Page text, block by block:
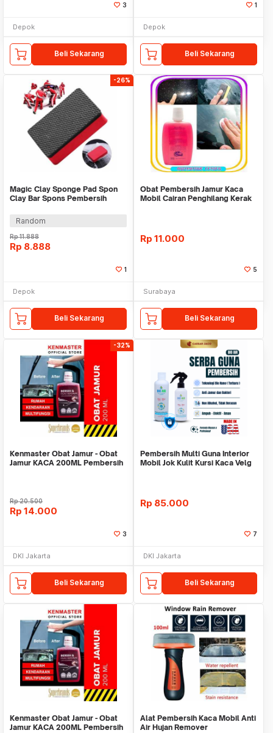
3
Depok
Beli Sekarang
1
Depok
Beli Sekarang
-26%
Magic Clay Sponge Pad Spon
Clay Bar Spons Pembersih
Random
Rp11.888
Rp 8.888
1
Depok
Beli Sekarang
Obat Pembersih Jamur Kaca
Mobil Cairan Penghilang Kerak
Rp 11.000
5
Surabaya
Beli Sekarang
-32%
Kenmaster Obat Jamur - Obat
Jamur KACA 200ML Pembersih
Rp20.500
Rp 14.000
3
DKI Jakarta
Beli Sekarang
Pembersih Multi Guna Interior
Mobil Jok Kulit Kursi Kaca Velg
Rp 85.000
7
DKI Jakarta
Beli Sekarang
Kenmaster Obat Jamur - Obat
Jamur KACA 200ML Pembersih
Alat Pembersih Kaca Mobil Anti
Air Hujan Remover